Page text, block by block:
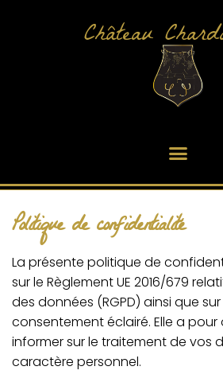
Château
Politique de confidentialité
La présente politique de
sur le Règlement UE 2016/679
des données (RGPD) ainsi que
consentement éclairé. Elle a
informer sur le traitement de vos
caractère personnel.